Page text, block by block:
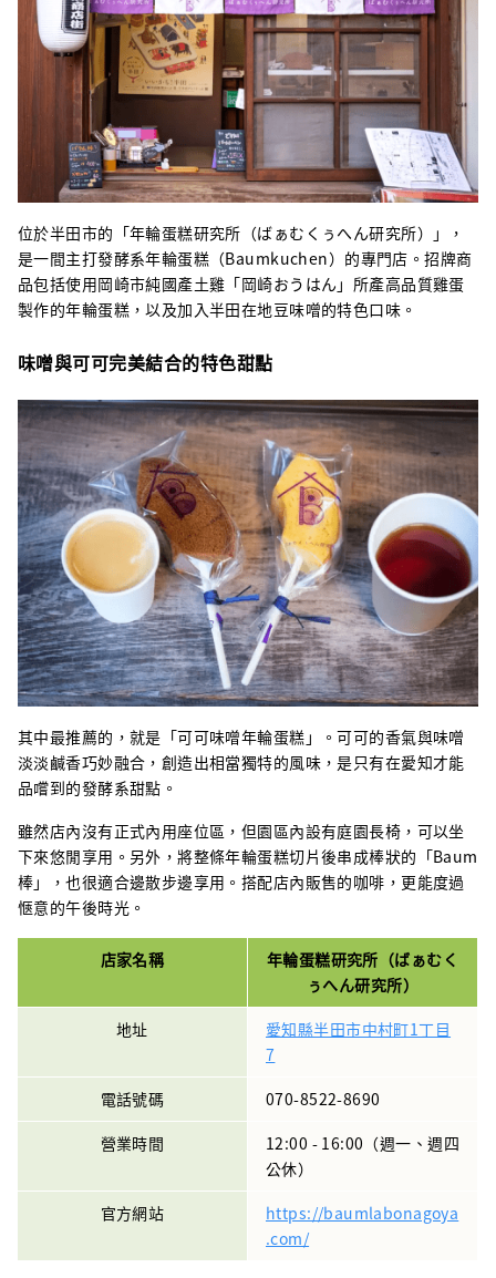
位於半田市的「年輪蛋糕研究所（ばぁむくぅへん研究所）」，
是一間主打發酵系年輪蛋糕（Baumkuchen）的專門店。招牌商
品包括使用岡崎市純國產土雞「岡崎おうはん」所產高品質雞蛋
製作的年輪蛋糕，以及加入半田在地豆味噌的特色口味。
味噌與可可完美結合的特色甜點
其中最推薦的，就是「可可味噌年輪蛋糕」。可可的香氣與味噌
淡淡鹹香巧妙融合，創造出相當獨特的風味，是只有在愛知才能
品嚐到的發酵系甜點。
雖然店內沒有正式內用座位區，但園區內設有庭園長椅，可以坐
下來悠閒享用。另外，將整條年輪蛋糕切片後串成棒狀的「Baum
棒」，也很適合邊散步邊享用。搭配店內販售的咖啡，更能度過
愜意的午後時光。
店家名稱
年輪蛋糕研究所（ばぁむく
ぅへん研究所）
地址
愛知縣半田市中村町1丁目
7
電話號碼
070-8522-8690
營業時間
12:00 - 16:00（週一、週四
公休）
官方網站
https://baumlabonagoya
.com/